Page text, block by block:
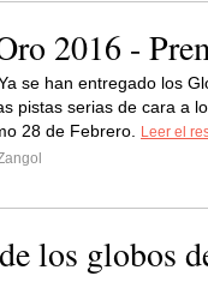
2016 -
se han entregado los
pistas serias de cara a
28 de Febrero.
Leer el
los globos